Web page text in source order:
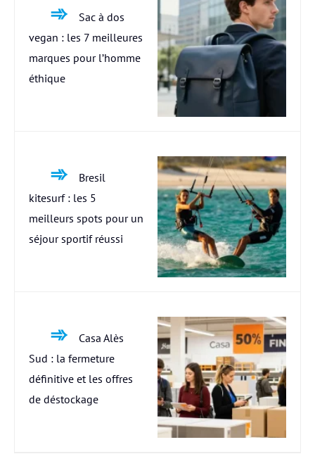
Sac à dos
vegan : les 7 meilleures
marques pour l’homme
éthique
Bresil
kitesurf : les 5
meilleurs spots pour un
séjour sportif réussi
Casa Alès
Sud : la fermeture
définitive et les offres
de déstockage